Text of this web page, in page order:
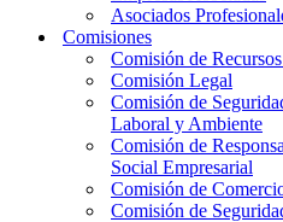
Asociados
Comisiones
Comisión de
Comisión Legal
Comisión de
Laboral y Ambiente
Comisión de
Social Empresarial
Comisión de
Comisión de